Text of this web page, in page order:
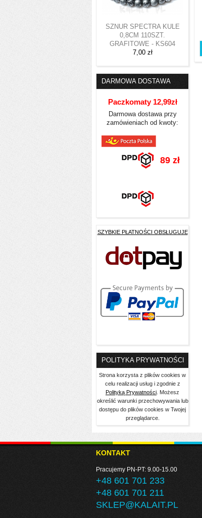
SZNUR SPECTRA KULE
0,8CM 110SZT.
GRAFITOWE - KS604
7,00 zł
DARMOWA DOSTAWA
Paczkomaty 12,99zł
Darmowa dostawa przy
zamówieniach od kwoty:
89 zł
SZYBKIE PŁATNOŚCI OBSŁUGUJE
POLITYKA PRYWATNOŚCI
Strona korzysta z plików cookies w
celu realizacji usług i zgodnie z
Polityką Prywatności . Możesz
określić warunki przechowywania lub
dostępu do plików cookies w Twojej
przeglądarce.
KONTAKT
Pracujemy PN-PT: 9.00-15.00
+48 601 701 233
+48 601 701 211
SKLEP@KALAIT.PL